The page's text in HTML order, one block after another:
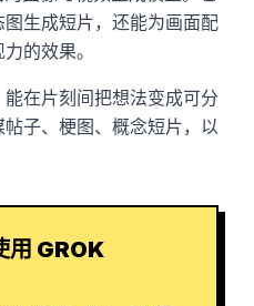
生成短片，还能为画面配
的效果。
在片刻间把想法变成可分
子、梗图、概念短片，以
用 GROK